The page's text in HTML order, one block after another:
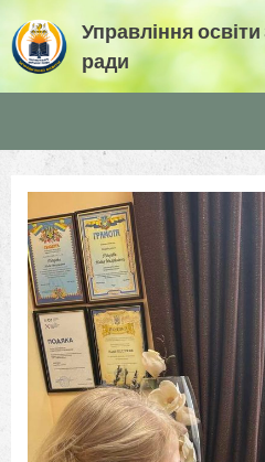
to
content
Управління
ради
Управління освіти